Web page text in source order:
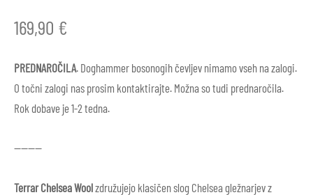
169,90 €
PREDNAROČILA. Doghammer bosonogih čevljev nimamo vseh na zalogi.
O točni zalogi nas prosim kontaktirajte. Možna so tudi prednaročila.
Rok dobave je 1-2 tedna.
————
Terrar Chelsea Woolzdružujejo klasičen slog Chelsea gležnarjev z
in nega čevljev
škornji
za odrasle
in nega čevljev
punčke